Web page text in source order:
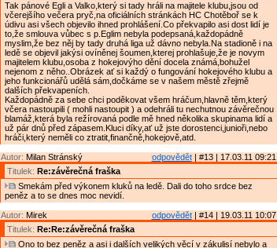
Tak pánové Egli a Valko,který si tady hráli na majitele klubu,jsou od
včerejšího večera pryč,na oficiálních stránkách HC Chotěboř se k
údivu asi všech objevilo ihned prohlášení.Co překvapilo asi dost lidí je
to,že smlouva vůbec s p.Eglim nebyla podepsaná,každopádně
myslim,že bez něj by tady druhá liga už dávno nebyla.Na stadioně i na
ledě se objevil jakýsi ovíněnej šoumen,kterej prohlašuje,že je novym
majitelem klubu,osoba z hokejovýho dění docela známá,bohužel
nejenom z něho..Obrázek ať si každý o fungování hokejového klubu a
jeho funkcionářů udělá sám,dočkáme se v našem městě zřejmě
dalších překvapeních.
Každopádně za sebe chci poděkovat všem hráčum,hlavně těm,který
včera nastoupili ( mohli nastoupit ) a odehráli tu nechutnou závěrečnou
blamáž,která byla režírovaná podle mě hned několika skupinama lidí a
už pár dnů před zápasem.Kluci díky,ať už jste dorostenci,junioři,nebo
hráči,který neměli co ztratit,finančně,hokejově,atd.
odpovědět| #13 | 17.03.11 09:21
Autor: Milan Stránský
Titulek: Re:závěrečná fraška
Smekám před výkonem kluků na ledě. Dali do toho srdce bez
peněz a to se dnes moc nevidí.
odpovědět| #14 | 19.03.11 10:07
Autor: Mirek
Titulek: Re:Re:závěrečná fraška
Ono to bez peněz a asi i dalších velikých věcí v zákulisí nebylo a